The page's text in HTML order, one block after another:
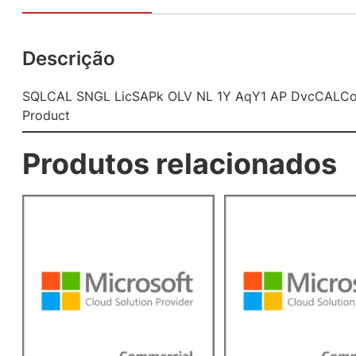
Descrição
SQLCAL SNGL LicSAPk OLV NL 1Y AqY1 AP
Product
Produtos relacionados